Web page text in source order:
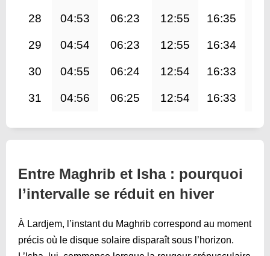
28 04:53 06:23 12:55 16:35
29 04:54 06:23 12:55 16:34
30 04:55 06:24 12:54 16:33
31 04:56 06:25 12:54 16:33
Entre Maghrib et Isha : pourquoi
l’intervalle se réduit en hiver
À Lardjem, l’instant du Maghrib correspond au moment
précis où le disque solaire disparaît sous l’horizon.